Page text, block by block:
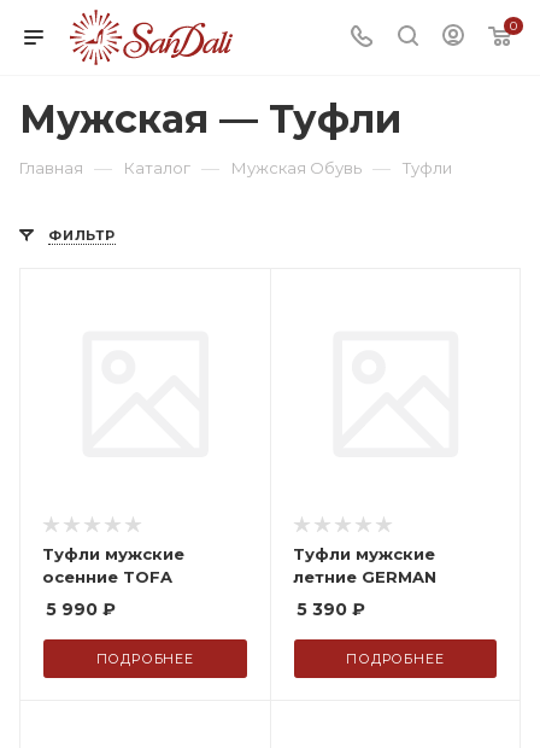
0
Мужская — Туфли
Главная — Каталог — Мужская Обувь — Туфли
ФИЛЬТР
Туфли мужские
осенние TOFA
5 990 ₽
ПОДРОБНЕЕ
Туфли мужские
летние GERMAN
5 390₽
ПОДРОБНЕЕ